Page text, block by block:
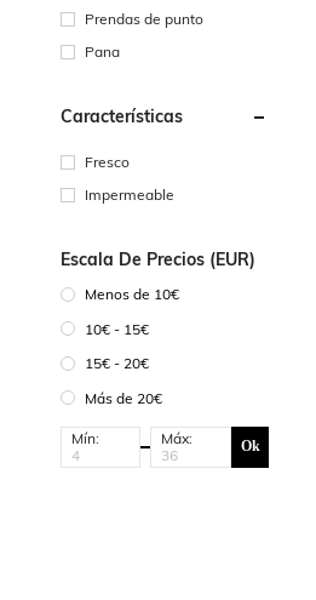
Prendas de punto
Pana
Características
Fresco
Impermeable
Escala De Precios (EUR)
Menos de 10€
10€ - 15€
15€ - 20€
Más de 20€
Mín: Máx: Ok